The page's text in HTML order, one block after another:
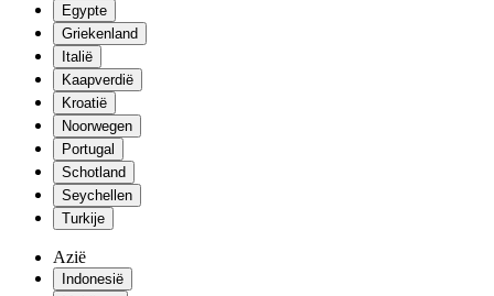
Egypte
Griekenland
Italië
Kaapverdië
Kroatië
Noorwegen
Portugal
Schotland
Seychellen
Turkije
Azië
Indonesië